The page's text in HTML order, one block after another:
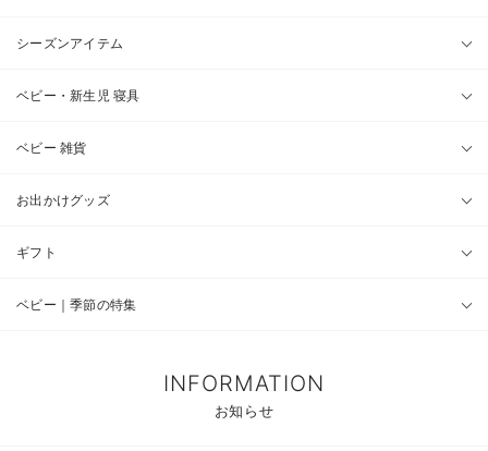
シーズンアイテム
ベビー・新生児 寝具
ベビー 雑貨
お出かけグッズ
ギフト
ベビー｜季節の特集
INFORMATION
お知らせ